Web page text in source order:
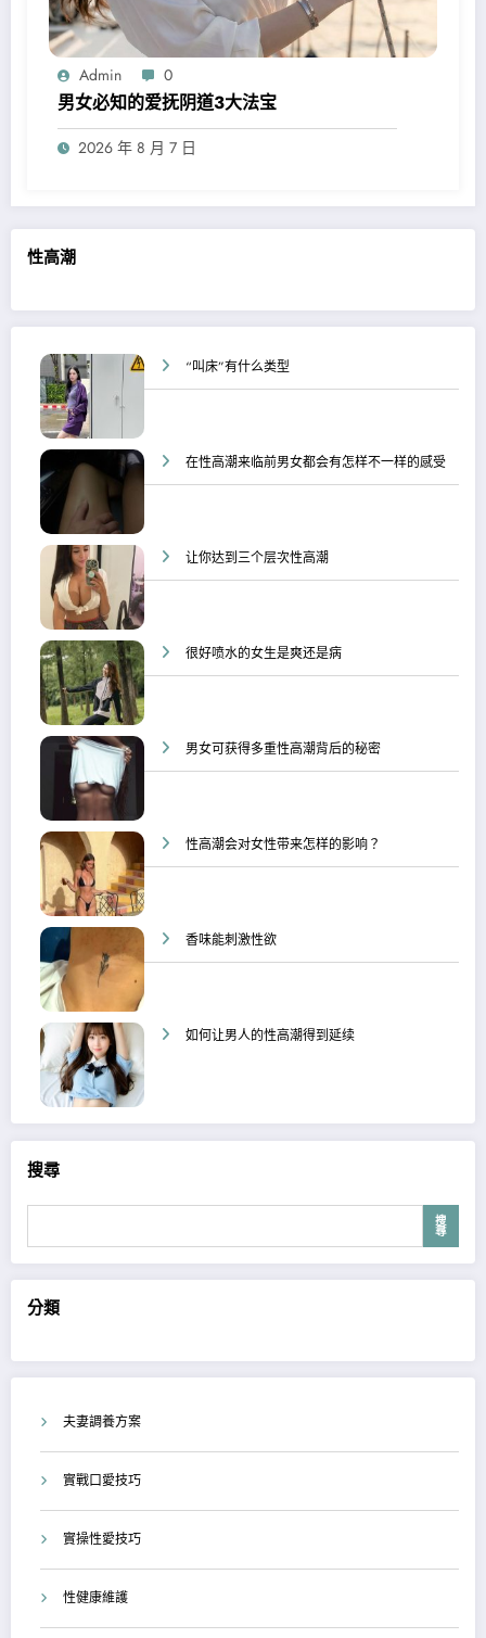
性高潮
“叫床”有什么类型
在性高潮来临前男女都会有怎样不一样的感受
让你达到三个层次性高潮
很好喷水的女生是爽还是病
男女可获得多重性高潮背后的秘密
性高潮会对女性带来怎样的影响？
香味能刺激性欲
如何让男人的性高潮得到延续
Admin 0
男女必知的爱抚阴道3大法宝
2026 年 8 月 7 日
搜尋
搜
尋
分類
夫妻調養方案
實戰口愛技巧
實操性愛技巧
性健康維護